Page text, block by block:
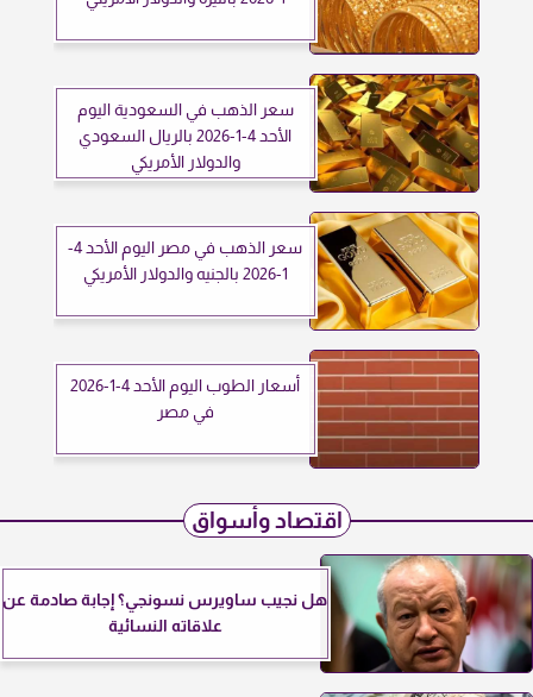
سعر الذهب في السعودية اليوم
الأحد 4-1-2026 بالريال السعودي
والدولار الأمريكي
سعر الذهب في مصر اليوم الأحد 4-
1-2026 بالجنيه والدولار الأمريكي
أسعار الطوب اليوم الأحد 4-1-2026
في مصر
اقتصاد وأسواق
هل نجيب ساويرس نسونجي؟ إجابة صادمة عن
علاقاته النسائية